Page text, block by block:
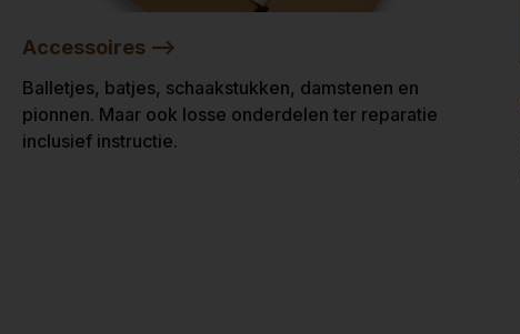
Accessoires -->
Balletjes, batjes, schaakstukken, damstenen en
pionnen. Maar ook losse onderdelen ter reparatie
inclusief instructie.